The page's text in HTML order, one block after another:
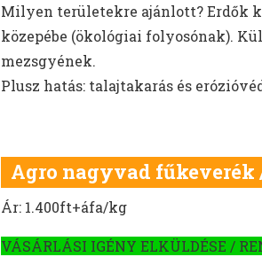
Milyen területekre ajánlott? Erdők
közepébe (ökológiai folyosónak).
mezsgyének.
Plusz hatás: talajtakarás és
Agro nagyvad fűkeverék
Ár: 1.400ft+áfa/kg
VÁSÁRLÁSI IGÉNY ELKÜLDÉSE /